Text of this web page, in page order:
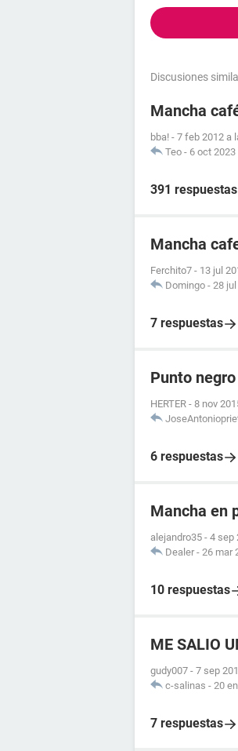
Discusiones
Mancha
bba! - 7 feb 2012 a
Teo - 6 oct
391 respuestas
Mancha
Ferchito7 - 13 jul
Domingo - 28
7 respuestas
Punto
HERTER - 8 nov
6 respuestas
Mancha en
alejandro35 - 4 sep
Dealer - 26 mar
10 respuestas
ME SALIO
gudy007 - 7 sep
c-salinas - 20
7 respuestas